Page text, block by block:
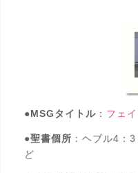
●MSGタイトル ： フェ
●聖書個所 ：ヘブル4：
ど